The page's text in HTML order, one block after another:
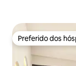
Preferido dos
Preferido dos